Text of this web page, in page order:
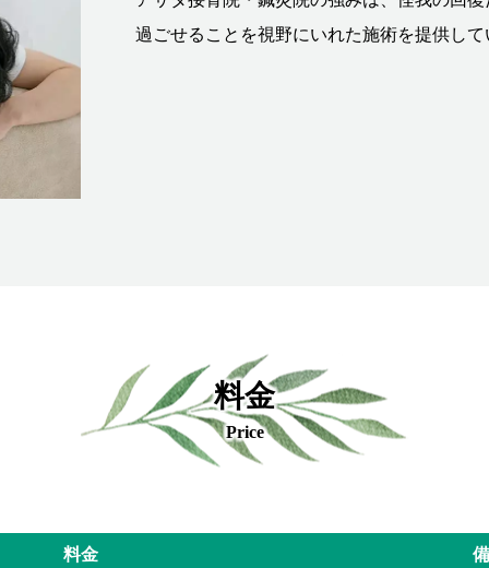
過ごせることを視野にいれた施術を提供し
料金
Price
料金